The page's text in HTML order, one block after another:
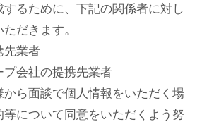
るために、下記の関係者に対し
だきます。
先業者
プ会社の提携先業者
から面談で個人情報をいただく場
について同意をいただくよう努
117-548